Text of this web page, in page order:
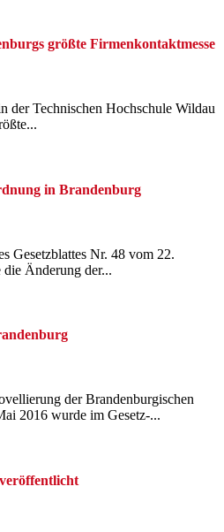
größte Firmenkontaktmesse
der Technischen Hochschule Wildau
in Brandenburg
Gesetzblattes Nr. 48 vom 22.
die Änderung der...
der Brandenburgischen
2016 wurde im Gesetz-...